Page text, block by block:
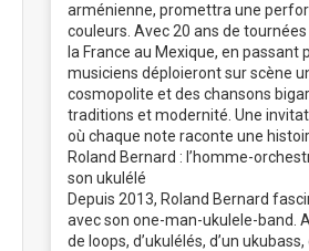
arménienne, promettra une
couleurs. Avec 20 ans de
la France au Mexique, en passant
musiciens déploieront sur scène
cosmopolite et des chansons
traditions et modernité. Une
où chaque note raconte une
Roland Bernard : l’homme-
son ukulélé
Depuis 2013, Roland Bernard
avec son one-man-ukulele-band.
de loops, d’ukulélés, d’un